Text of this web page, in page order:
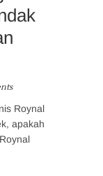
Roynal
apakah